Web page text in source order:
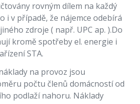
rovným dílem na každý
i v případě, že nájemce odebírá
zdroje ( např. UPC ap. ).Do
kromě spotřeby el. energie i
STA.
na provoz jsou
počtu členů domácností od
podlaží nahoru. Náklady